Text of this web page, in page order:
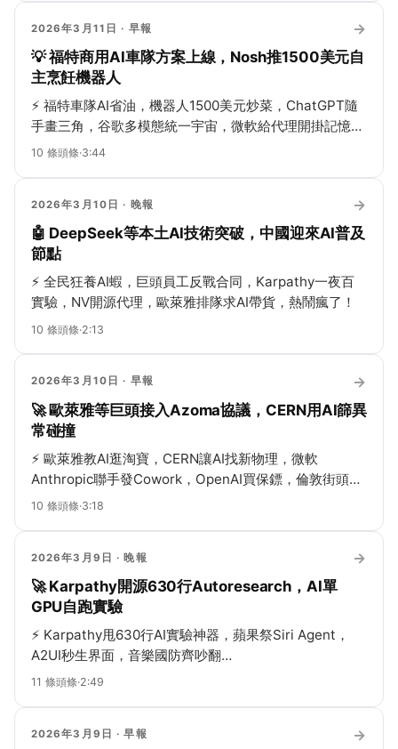
2026年3月11日 · 早報
→
💡 福特商用AI車隊方案上線，Nosh推1500美元自
主烹飪機器人
⚡ 福特車隊AI省油，機器人1500美元炒菜，ChatGPT隨
手畫三角，谷歌多模態統一宇宙，微軟給代理開掛記憶，
AI郵箱融資600萬，假伊朗戰爭刷屏，Grammarly偷偷借
10 條頭條·3:44
2026年3月10日 · 晚報
→
🤖 DeepSeek等本土AI技術突破，中國迎來AI普及
節點
⚡ 全民狂養AI蝦，巨頭員工反戰合同，Karpathy一夜百
實驗，NV開源代理，歐萊雅排隊求AI帶貨，熱鬧瘋了！
10 條頭條·2:13
2026年3月10日 · 早報
→
🚀 歐萊雅等巨頭接入Azoma協議，CERN用AI篩異
常碰撞
⚡ 歐萊雅教AI逛淘寶，CERN讓AI找新物理，微軟
Anthropic聯手發Cowork，OpenAI買保鏢，倫敦街頭喊
剎車，印度1050億參數硬剛DeepSeek，大模型秒變白
10 條頭條·3:18
2026年3月9日 · 晚報
→
🚀 Karpathy開源630行Autoresearch，AI單
GPU自跑實驗
⚡ Karpathy甩630行AI實驗神器，蘋果祭Siri Agent，
A2UI秒生界面，音樂國防齊吵翻…
11 條頭條·2:49
2026年3月9日 · 早報
→